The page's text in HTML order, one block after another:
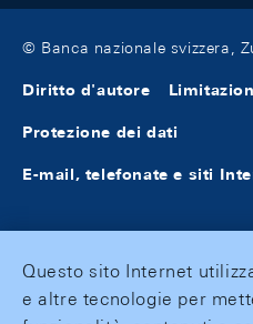
© Banca nazionale svizzera,
Diritto d'autore
Protezione dei dati
E-mail, telefonate e siti
Questo sito Internet
e altre tecnologie per